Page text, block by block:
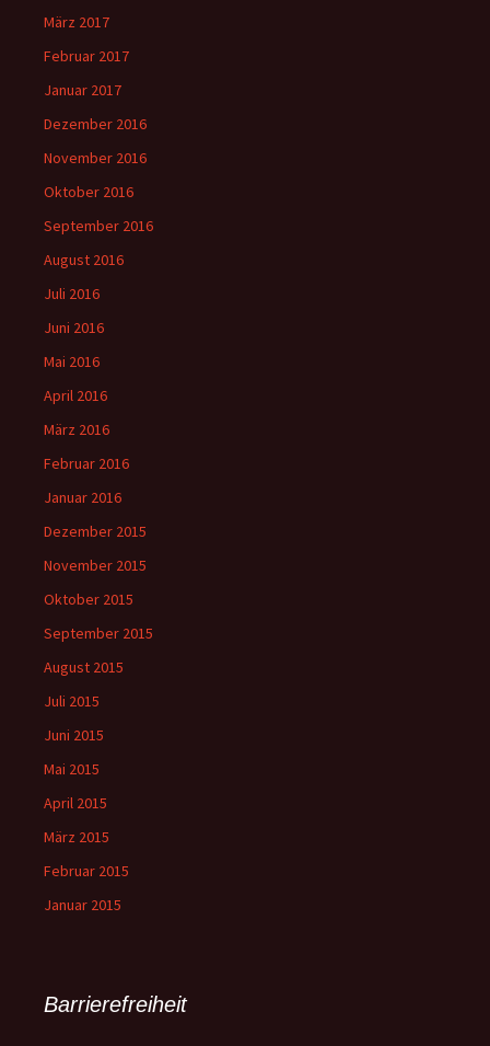
März 2017
Februar 2017
Januar 2017
Dezember 2016
November 2016
Oktober 2016
September 2016
August 2016
Juli 2016
Juni 2016
Mai 2016
April 2016
März 2016
Februar 2016
Januar 2016
Dezember 2015
November 2015
Oktober 2015
September 2015
August 2015
Juli 2015
Juni 2015
Mai 2015
April 2015
März 2015
Februar 2015
Januar 2015
Barrierefreiheit